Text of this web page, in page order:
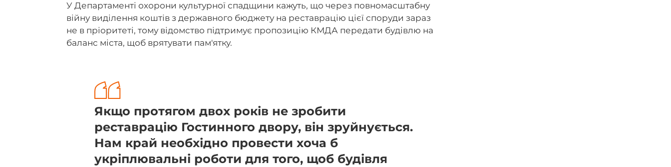
У Департаменті охорони культурної спадщини кажуть, що через повномасштабну
війну виділення коштів з державного бюджету на реставрацію цієї споруди зараз
не в пріоритеті, тому відомство підтримує пропозицію КМДА передати будівлю на
баланс міста, щоб врятувати пам'ятку.
Якщо протягом двох років не зробити
реставрацію Гостинного двору, він зруйнується.
Нам край необхідно провести хоча б
укріплювальні роботи для того, щоб будівля